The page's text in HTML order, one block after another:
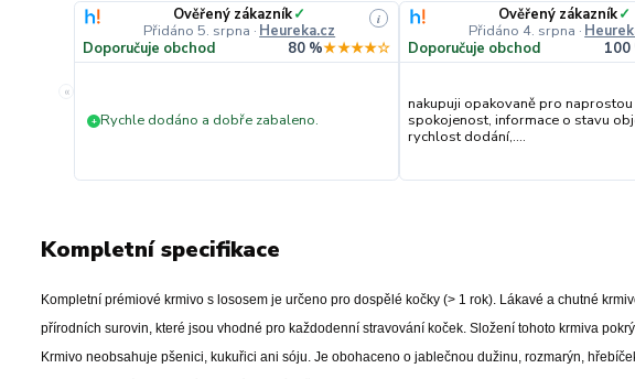
«
Ověřený zákazník✓
Přidáno 5. srpna · Heureka.cz
i
Doporučuje obchod 80 %★★★★☆
+ Rychle dodáno a dobře zabaleno.
Ověřený zákazník✓
Přidáno 4. srpna ·
Doporučuje obchod 100
nakupuji opakovaně pro naprostou
spokojenost, informace o stavu
rychlost dodání,....
Kompletní specifikace
Kompletní prémiové krmivo s lososem je určeno pro dospělé kočky (> 1 rok). Lákavé a chutné
přírodních surovin, které jsou vhodné pro každodenní stravování koček. Složení tohoto krmiva
Krmivo neobsahuje pšenici, kukuřici ani sóju. Je obohaceno o jablečnou dužinu, rozmarýn,